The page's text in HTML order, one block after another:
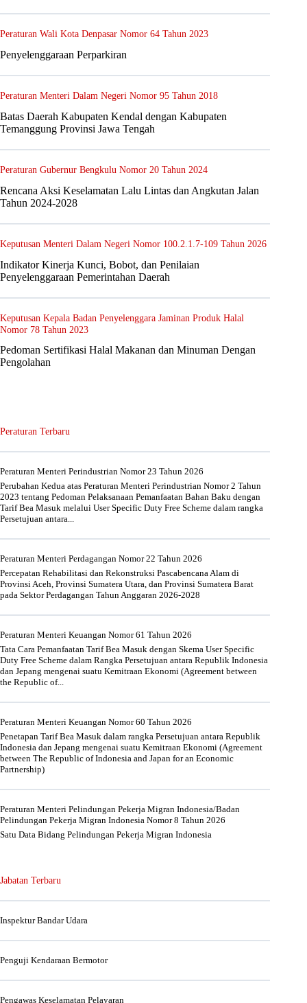
Peraturan Wali Kota Denpasar Nomor 64 Tahun 2023
Penyelenggaraan Perparkiran
Peraturan Menteri Dalam Negeri Nomor 95 Tahun 2018
Batas Daerah Kabupaten Kendal dengan Kabupaten
Temanggung Provinsi Jawa Tengah
Peraturan Gubernur Bengkulu Nomor 20 Tahun 2024
Rencana Aksi Keselamatan Lalu Lintas dan Angkutan Jalan
Tahun 2024-2028
Keputusan Menteri Dalam Negeri Nomor 100.2.1.7-109 Tahun 2026
Indikator Kinerja Kunci, Bobot, dan Penilaian
Penyelenggaraan Pemerintahan Daerah
Keputusan Kepala Badan Penyelenggara Jaminan Produk Halal
Nomor 78 Tahun 2023
Pedoman Sertifikasi Halal Makanan dan Minuman Dengan
Pengolahan
Peraturan Terbaru
Peraturan Menteri Perindustrian Nomor 23 Tahun 2026
Perubahan Kedua atas Peraturan Menteri Perindustrian Nomor 2 Tahun
2023 tentang Pedoman Pelaksanaan Pemanfaatan Bahan Baku dengan
Tarif Bea Masuk melalui User Specific Duty Free Scheme dalam rangka
Persetujuan antara...
Peraturan Menteri Perdagangan Nomor 22 Tahun 2026
Percepatan Rehabilitasi dan Rekonstruksi Pascabencana Alam di
Provinsi Aceh, Provinsi Sumatera Utara, dan Provinsi Sumatera Barat
pada Sektor Perdagangan Tahun Anggaran 2026-2028
Peraturan Menteri Keuangan Nomor 61 Tahun 2026
Tata Cara Pemanfaatan Tarif Bea Masuk dengan Skema User Specific
Duty Free Scheme dalam Rangka Persetujuan antara Republik Indonesia
dan Jepang mengenai suatu Kemitraan Ekonomi (Agreement between
the Republic of...
Peraturan Menteri Keuangan Nomor 60 Tahun 2026
Penetapan Tarif Bea Masuk dalam rangka Persetujuan antara Republik
Indonesia dan Jepang mengenai suatu Kemitraan Ekonomi (Agreement
between The Republic of Indonesia and Japan for an Economic
Partnership)
Peraturan Menteri Pelindungan Pekerja Migran Indonesia/Badan
Pelindungan Pekerja Migran Indonesia Nomor 8 Tahun 2026
Satu Data Bidang Pelindungan Pekerja Migran Indonesia
Jabatan Terbaru
Inspektur Bandar Udara
Penguji Kendaraan Bermotor
Pengawas Keselamatan Pelayaran